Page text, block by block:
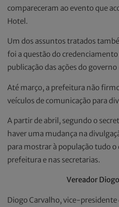
compareceram ao evento que
Hotel.
Um dos assuntos tratados
foi a questão do credenciamento
publicação das ações do
Até março, a prefeitura não
veículos de comunicação para
A partir de abril, segundo o
haver uma mudança na
para mostrar à população tudo
prefeitura e nas secretarias.
Vereador
Diogo Carvalho, vice-presidente